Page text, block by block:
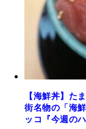
【海鮮丼】た
街名物の「海
ッコ『今週の